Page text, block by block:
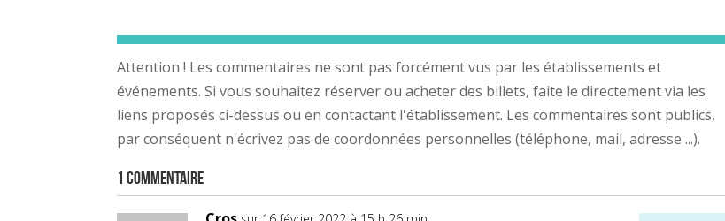
Attention ! Les commentaires ne sont pas forcément vus par les établissements et
événements. Si vous souhaitez réserver ou acheter des billets, faite le directement via les
liens proposés ci-dessus ou en contactant l'établissement. Les commentaires sont publics,
par conséquent n'écrivez pas de coordonnées personnelles (téléphone, mail, adresse ...).
1 Commentaire